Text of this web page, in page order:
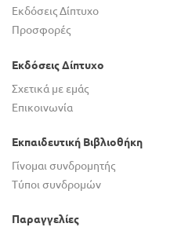
Εκδόσεις Δίπτυχο
Προσφορές
Εκδόσεις Δίπτυχο
Σχετικά με εμάς
Επικοινωνία
Εκπαιδευτική Βιβλιοθήκη
Γίνομαι συνδρομητής
Τύποι συνδρομών
Παραγγελίες